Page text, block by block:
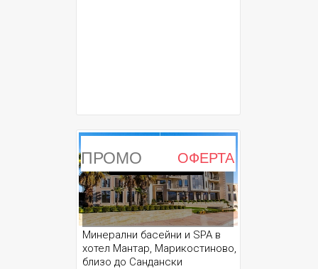
ПРОМО ОФЕРТА
ИЗТЕКЛА ОФЕРТА
Минерални басейни и SPA в
хотел Мантaр, Марикостиново,
близо до Сандански